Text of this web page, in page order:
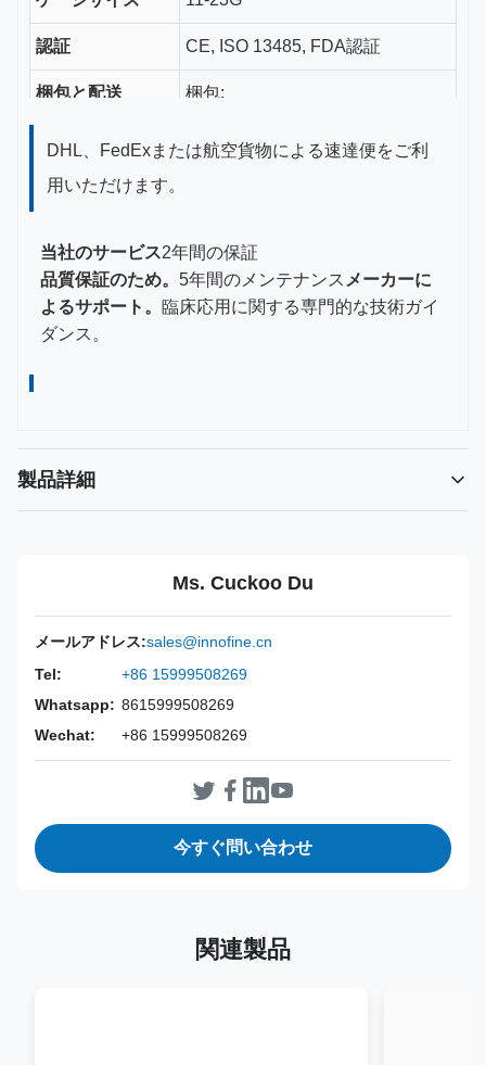
認証 CE, ISO 13485, FDA認証
梱包と配送 梱包:
標準的な段ボー
ル箱
mm）に安全に梱
包。
DHL、FedExまたは航空貨物による速達便をご利
用いただけます。
当社のサービス2年間の保証
品質保証のため。 5年間のメンテナンス メーカーに
よるサポート。 臨床応用に関する専門的な技術ガイ
ダンス。
製品詳細
Method:
Ms. Cuckoo Du
メールアドレス:sales@innofine.cn
Tel:
+86 15999508269
Whatsapp: 8615999508269
Wechat:
+86 15999508269
今すぐ問い合わせ
関連製品